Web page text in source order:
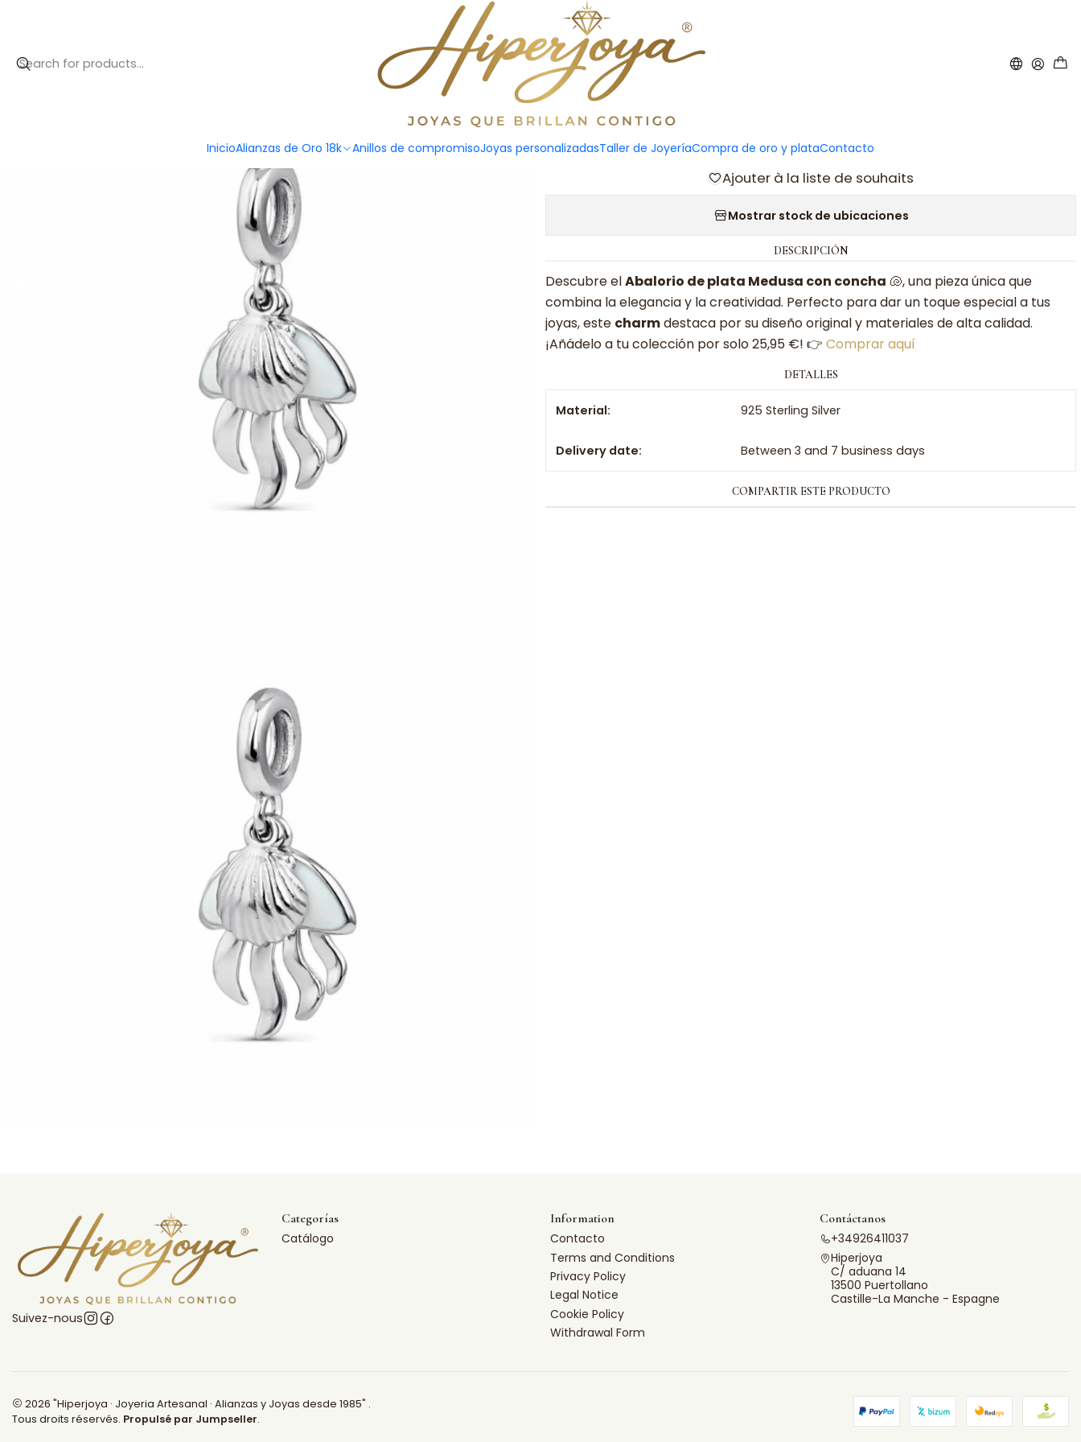
InicioAlianzas de Oro 18k Anillos de compromisoJoyas personalizadasTaller de JoyeríaCompra de oro y plataContacto
Enamel jellyfish bead with silver shell
Quantité
Ajouter au panier
Ajouter à la liste de souhaits
Mostrar stock de ubicaciones
DESCRIPCIÓN
Descubre elAbalorio de plata Medusa con concha 🐚, una pieza única que
combina la elegancia y la creatividad. Perfecto para dar un toque especial a tus
joyas, este charmdestaca por su diseño original y materiales de alta calidad.
¡Añádelo a tu colección por solo 25,95 €! 👉 Comprar aquí
DETALLES
Material: 925 Sterling Silver
Delivery date: Between 3 and 7 business days
COMPARTIR ESTE PRODUCTO
Suivez-nous
Categorías
Catálogo
Information
Contacto
Terms and Conditions
Privacy Policy
Legal Notice
Cookie Policy
Withdrawal Form
Contáctanos
+34926411037
Hiperjoya
C/ aduana 14
13500 Puertollano
Castille-La Manche - Espagne
2026 "Hiperjoya · Joyeria Artesanal · Alianzas y Joyas desde 1985" .
Tous droits réservés. Propulsé par Jumpseller.